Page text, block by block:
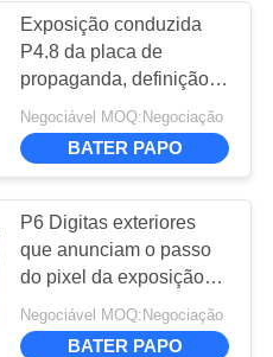
de
10
Exposição conduzida
P4.8 da placa de
propaganda, definição
alta das telas de
exposição da
propaganda de Digitas
Negociável MOQ:Negociação
BATER PAPO
P6 Digitas exteriores
que anunciam o passo
do pixel da exposição
de diodo emissor de luz
6mm para shopping
Negociável MOQ:Negociação
BATER PAPO